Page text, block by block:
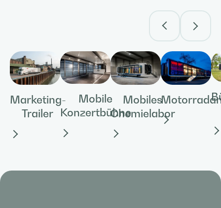
Marketing-
Trailer
Mobile
Konzertbühne
Mobiles
Chemielabor